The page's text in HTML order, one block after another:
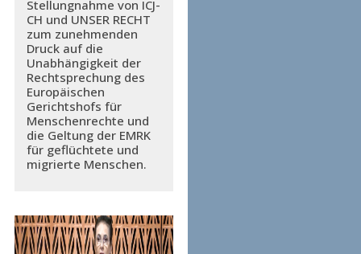
Stellungnahme von ICJ-
CH und UNSER RECHT
zum zunehmenden
Druck auf die
Unabhängigkeit der
Rechtsprechung des
Europäischen
Gerichtshofs für
Menschenrechte und
die Geltung der EMRK
für geflüchtete und
migrierte Menschen.